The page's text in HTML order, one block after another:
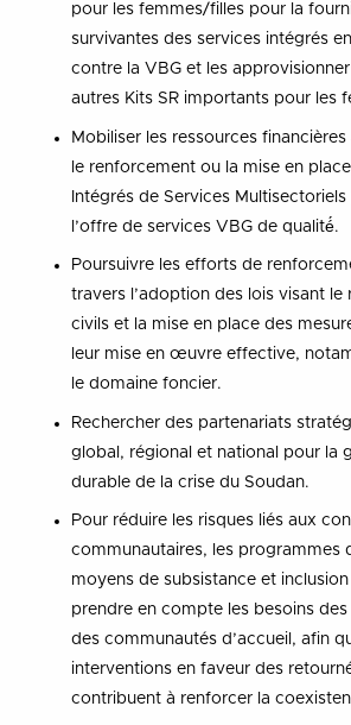
pour les femmes/filles pour la
survivantes des services intégrés
contre la VBG et les
autres Kits SR importants pour les
Mobiliser les ressources
le renforcement ou la mise en
Intégrés de Services
l’offre de services VBG de qualité́.
Poursuivre les efforts de
travers l’adoption des lois visant
civils et la mise en place des
leur mise en œuvre effective,
le domaine foncier.
Rechercher des partenariats
global, régional et national pour la
durable de la crise du Soudan.
Pour réduire les risques liés aux
communautaires, les programmes
moyens de subsistance et
prendre en compte les besoins
des communautés d’accueil, afin
interventions en faveur des
contribuent à renforcer la